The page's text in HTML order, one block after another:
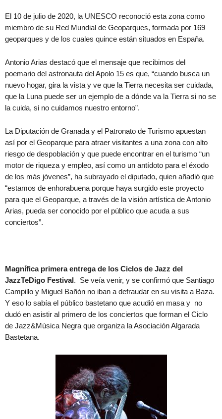
El 10 de julio de 2020, la UNESCO reconoció esta zona como
miembro de su Red Mundial de Geoparques, formada por 169
geoparques y de los cuales quince están situados en España.
Antonio Arias destacó que el mensaje que recibimos del
poemario del astronauta del Apolo 15 es que, “cuando busca un
nuevo hogar, gira la vista y ve que la Tierra necesita ser cuidada,
que la Luna puede ser un ejemplo de a dónde va la Tierra si no se
la cuida, si no cuidamos nuestro entorno”.
La Diputación de Granada y el Patronato de Turismo apuestan
así por el Geoparque para atraer visitantes a una zona con alto
riesgo de despoblación y que puede encontrar en el turismo “un
motor de riqueza y empleo, así como un antídoto para el éxodo
de los más jóvenes”, ha subrayado el diputado, quien añadió que
“estamos de enhorabuena porque haya surgido este proyecto
para que el Geoparque, a través de la visión artística de Antonio
Arias, pueda ser conocido por el público que acuda a sus
conciertos”.
Magnífica primera entrega de los Ciclos de Jazz del
JazzTeDigo Festival. Se veía venir, y se confirmó que Santiago
Campillo y Miguel Bañón no iban a defraudar en su visita a Baza.
Y eso lo sabía el público bastetano que acudió en masa y no
dudó en asistir al primero de los conciertos que forman el Ciclo
de Jazz&Música Negra que organiza la Asociación Algarada
Bastetana.